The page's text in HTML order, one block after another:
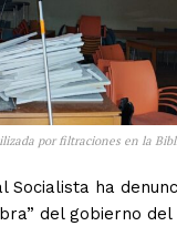
por filtraciones en la
Socialista ha
del gobierno del